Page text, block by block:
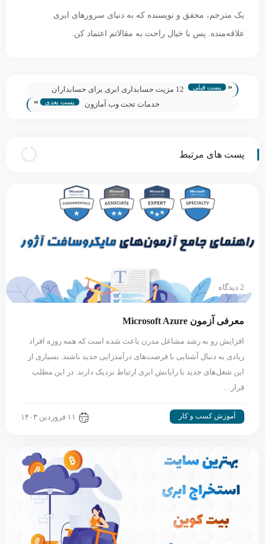
یک مترجم، محقق و نویسنده که به دنیای سرورهای ابری
علاقه‌منده. پس با خیال راحت به مقالاتم اعتماد کن.
« پست قبلی
12 مزیت حسابداری ابری برای حسابداران
خدمات تحت وب آمازون
پست بعدی »
پست های مرتبط
2 دیدگاه
معرفی آزمون‌ Microsoft Azure
افزایش رو به رشد مشاغل مدرن باعث شده است که همه روزه افراد
زیادی به دنبال آشنایی با فرصت‌های درآمدزایی جدید باشند. بسیاری از
این شغل‌های جدید با رایانش ابری ارتباط نزدیک دارند. در این مطلب
قرار…
آموزش کسب و کار ۱۱ فروردین ۱۴۰۳